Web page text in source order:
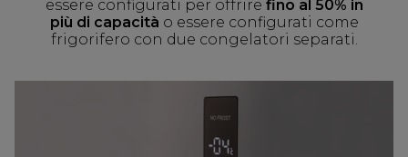
essere configurati per offrire fino al 50% in
più di capacità o essere configurati come
frigorifero con due congelatori separati.